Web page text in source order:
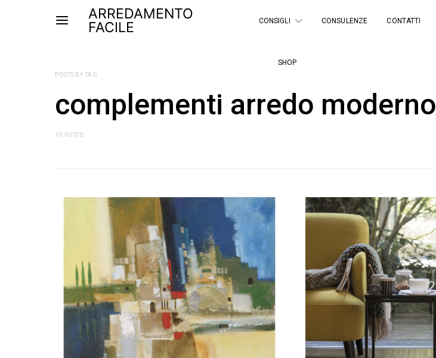
ARREDAMENTO
FACILE
CONSIGLI CONSULENZE CONTATTI
SHOP
POSTS BY TAG
complementi arredo moderno
19 POSTS